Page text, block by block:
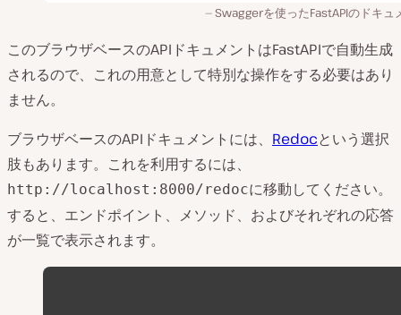
Swaggerを使ったFastAPIのドキュ
このブラウザベースのAPIドキュメントはFastAPIで自動生成
されるので、これの用意として特別な操作をする必要はあり
ません。
ブラウザベースのAPIドキュメントには、 Redocという選択
肢もあります。これを利用するには、
http://localhost:8000/redocに移動してください。
すると、エンドポイント、メソッド、およびそれぞれの応答
が一覧で表示されます。